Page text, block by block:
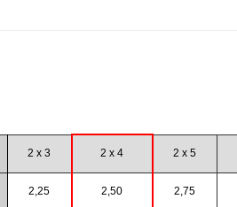
2 x 3 2 x 4 2 x 5
2,25 2,50 2,75